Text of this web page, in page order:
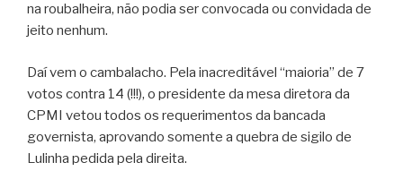
na roubalheira, não podia ser convocada ou convidada de
jeito nenhum.
Daí vem o cambalacho. Pela inacreditável “maioria” de 7
votos contra 14 (!!!), o presidente da mesa diretora da
CPMI vetou todos os requerimentos da bancada
governista, aprovando somente a quebra de sigilo de
Lulinha pedida pela direita.